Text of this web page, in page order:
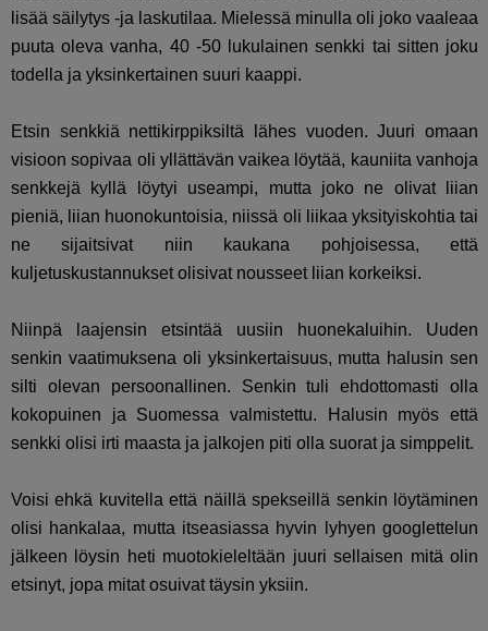
lisää säilytys -ja laskutilaa. Mielessä minulla oli joko vaaleaa
puuta oleva vanha, 40 -50 lukulainen senkki tai sitten joku
todella ja yksinkertainen suuri kaappi.
Etsin senkkiä nettikirppiksiltä lähes vuoden. Juuri omaan
visioon sopivaa oli yllättävän vaikea löytää, kauniita vanhoja
senkkejä kyllä löytyi useampi, mutta joko ne olivat liian
pieniä, liian huonokuntoisia, niissä oli liikaa yksityiskohtia tai
ne sijaitsivat niin kaukana pohjoisessa, että
kuljetuskustannukset olisivat nousseet liian korkeiksi.
Niinpä laajensin etsintää uusiin huonekaluihin. Uuden
senkin vaatimuksena oli yksinkertaisuus, mutta halusin sen
silti olevan persoonallinen. Senkin tuli ehdottomasti olla
kokopuinen ja Suomessa valmistettu. Halusin myös että
senkki olisi irti maasta ja jalkojen piti olla suorat ja simppelit.
Voisi ehkä kuvitella että näillä spekseillä senkin löytäminen
olisi hankalaa, mutta itseasiassa hyvin lyhyen googlettelun
jälkeen löysin heti muotokieleltään juuri sellaisen mitä olin
etsinyt, jopa mitat osuivat täysin yksiin.